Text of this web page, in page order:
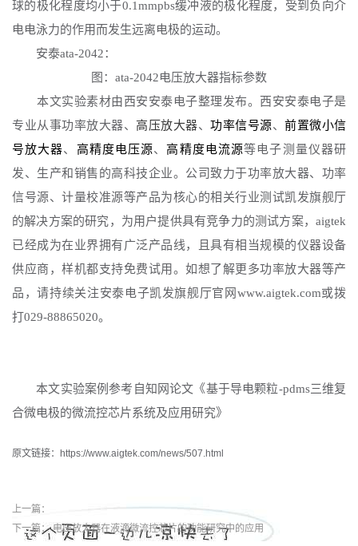
球的极化程度均小于0.1mmpbs缓冲液的极化程度，受到负向介
电电泳力的作用而发生远离电极的运动。
安泰ata-2042：
图： ata-2042电压放大器指标参数
本文实验素材由西安安泰电子整理发布。 西安安泰电子是
专业从事功率放大器、 高压放大器、 功率信号源、 前置微小信
号放大器、 高精度电压源、高精度电流源等电子测量仪器研
发、生产和销售的高科技企业。 公司致力于功率放大器、功率
信号源、计量校准源等产品为核心的相关行业测试凯发旗舰厅
的解决方案的研究，为用户提供具有竞争力的测试方案，aigtek
已经成为在业界拥有广泛产品线，且具有相当规模的仪器设备
供应商，样机都支持免费试用。如想了解更多功率放大器等产
品，请持续关注安泰电子凯发旗舰厅官网www.aigtek.com或拨
打029-88865020。
本文实验案例参考自知网论文《基于导电颗粒-pdms三维复
合微电极的微流控芯片系统及应用研究》
原文链接：https://www.aigtek.com/news/507.html
上一篇：
下一篇：电压放大器在液滴微流控芯片的功能研究中的应用